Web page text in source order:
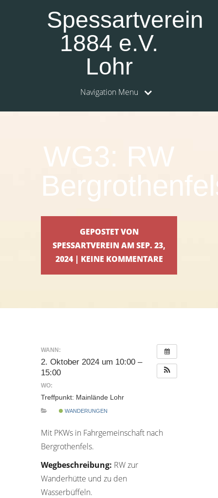
Spessartverein
1884 e.V.
Lohr
Navigation Menu
WG3: RW
GEPOSTET VON
SPESSARTVEREIN AM SEP. 23,
2024 | KEINE KOMMENTARE
WANN:
2. Oktober 2024 um 10:00 –
15:00
WO:
Treffpunkt: Mainlände Lohr
WANDERUNGEN
Mit PKWs in Fahrgemeinschaft nach
Bergrothenfels.
Wegbeschreibung: RW zur
Wanderhütte und zu den
Wasserbüffeln.